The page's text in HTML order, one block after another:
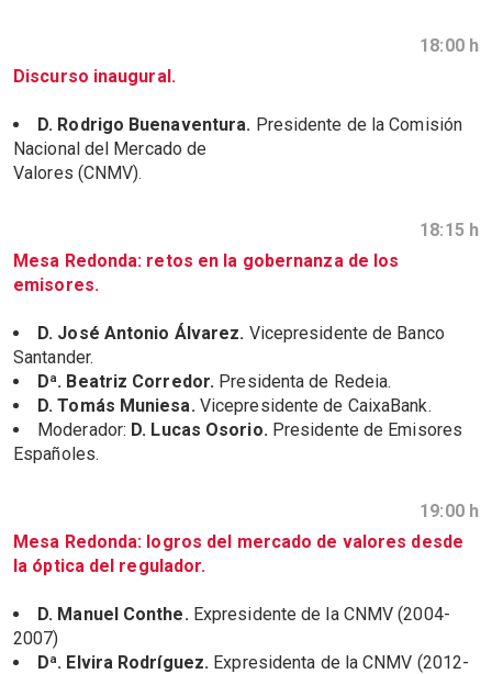
18:00 h
Discurso inaugural.
D. Rodrigo Buenaventura. Presidente de la Comisión
Nacional del Mercado de
Valores (CNMV).
18:15 h
Mesa Redonda: retos en la gobernanza de los
emisores.
D. José Antonio Álvarez. Vicepresidente de Banco
Santander.
Dª. Beatriz Corredor. Presidenta de Redeia.
D. Tomás Muniesa.Vicepresidente de CaixaBank.
Moderador: D. Lucas Osorio.Presidente de Emisores
Españoles.
19:00 h
Mesa Redonda: logros del mercado de valores desde
la óptica del regulador.
D. Manuel Conthe.Expresidente de la CNMV (2004-
2007)
Dª. Elvira Rodríguez. Expresidenta de la CNMV (2012-